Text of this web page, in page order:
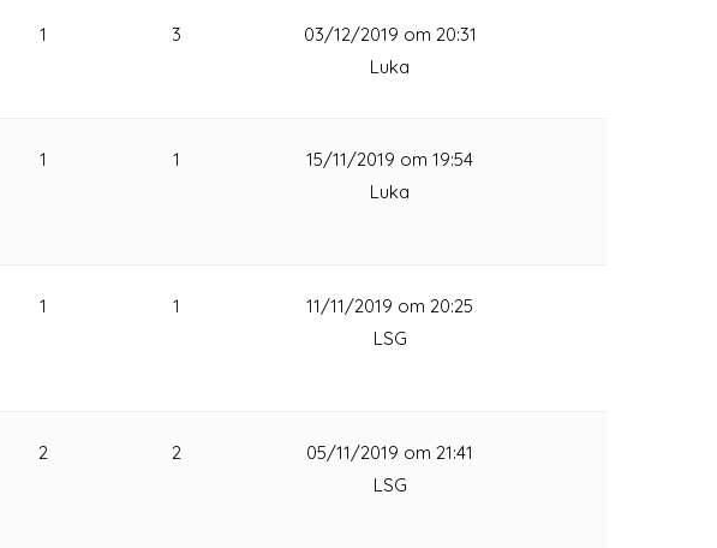
1 3
03/12/2019 om 20:31
Luka
1 1
15/11/2019 om 19:54
Luka
1 1
11/11/2019 om 20:25
LSG
2 2
05/11/2019 om 21:41
LSG